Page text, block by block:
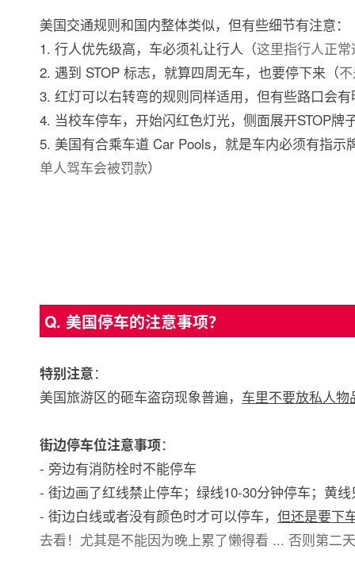
美国交通规则和国内整体类似，但有些细节有注意：
1. 行人优先级高，车必须礼让行人（这里指行人正
2. 遇到 STOP 标志，就算四周无车，也要停下来（
3. 红灯可以右转弯的规则同样适用，但有些路口会
4. 当校车停车，开始闪红色灯光，侧面展开STOP牌
5. 美国有合乘车道 Car Pools，就是车内必须有指示
单人驾车会被罚款）
Q. 美国停车的注意事项？
特别注意：
美国旅游区的砸车盗窃现象普遍， 车里不要放私人物
街边停车位注意事项：
- 旁边有消防栓时不能停车
- 街边画了红线禁止停车；绿线10-30分钟停车；黄
- 街边白线或者没有颜色时才可以停车， 但还是要下
去看！尤其是不能因为晚上累了懒得看 ... 否则第二